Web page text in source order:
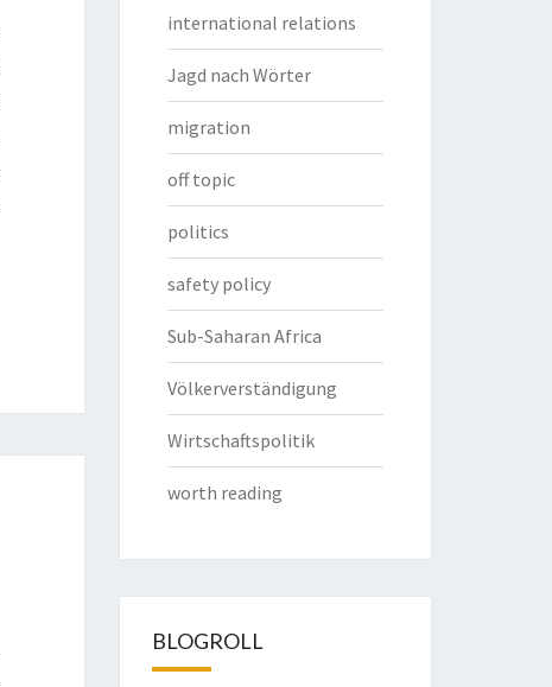
international relations
Jagd nach Wörter
migration
off topic
politics
safety policy
Sub-Saharan Africa
Völkerverständigung
Wirtschaftspolitik
worth reading
BLOGROLL